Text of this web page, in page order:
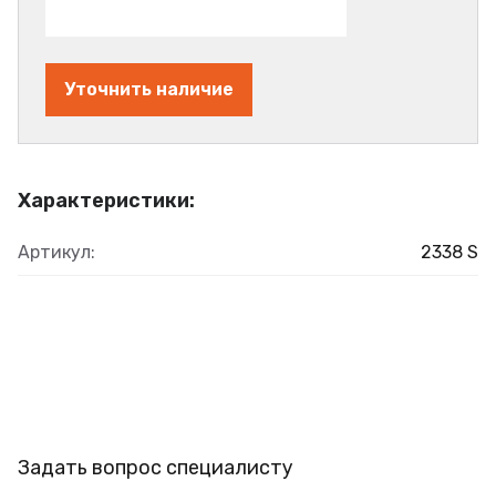
Характеристики:
Артикул: 2338 S
Уточнить наличие
Задать вопрос специалисту